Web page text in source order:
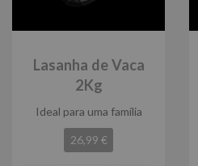
Lasanha de Vaca
2Kg
Ideal para uma família
26,99 €